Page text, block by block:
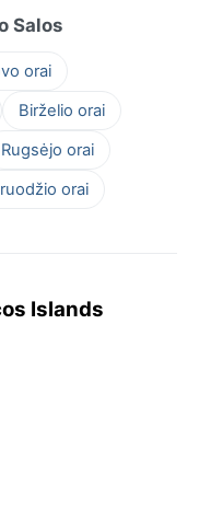
Salos
orai
Birželio orai
Rugsėjo orai
orai
Islands